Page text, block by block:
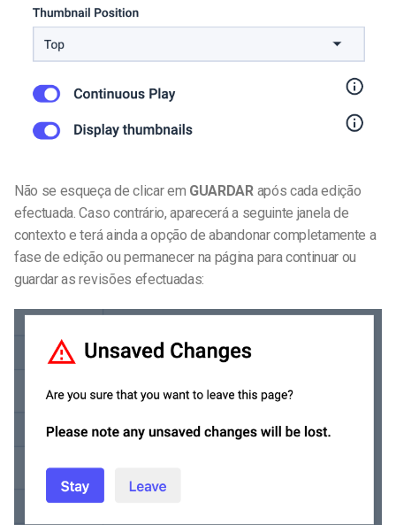
Não se esqueça de clicar em GUARDARapós cada edição
efectuada. Caso contrário, aparecerá a seguinte janela de
contexto e terá ainda a opção de abandonar completamente a
fase de edição ou permanecer na página para continuar ou
guardar as revisões efectuadas: